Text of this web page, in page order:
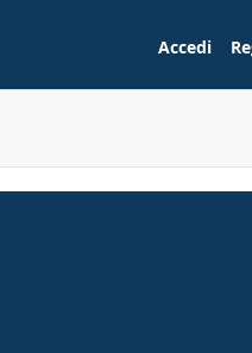
Accedi